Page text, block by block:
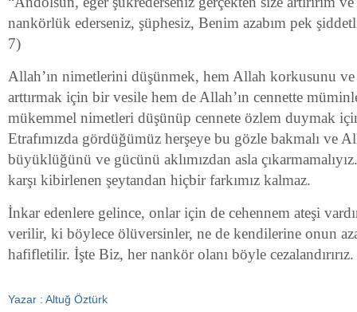
nankörlük ederseniz, şüphesiz, Benim azabım pek
7)
Allah’ın nimetlerini düşünmek, hem Allah korkusunu
arttırmak için bir vesile hem de Allah’ın cennette
mükemmel nimetleri düşünüp cennete özlem duymak
Etrafımızda gördüğümüz herşeye bu gözle bakmalı ve
büyüklüğünü ve gücünü aklımızdan asla
karşı kibirlenen şeytandan hiçbir farkımız kalmaz.
İnkar edenlere gelince, onlar için de cehennem ateşi
verilir, ki böylece ölüversinler, ne de kendilerine onun
hafifletilir. İşte Biz, her nankör olanı böyle
Yazar : Altuğ Öztürk